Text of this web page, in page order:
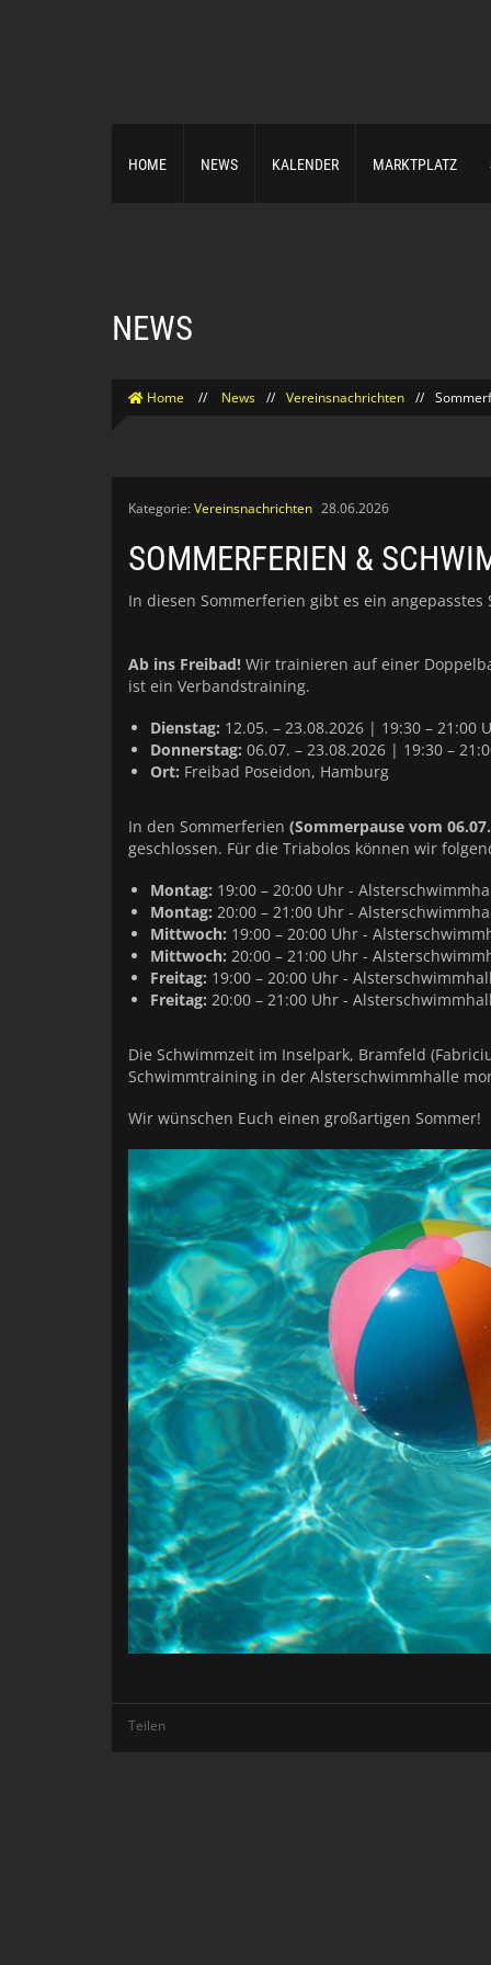
HOME NEWS KALENDER MARKTPLATZ
Home // News // Vereinsnachrichten //
NEWS
Kategorie:Vereinsnachrichten 28.06.2026
SOMMERFERIEN &
In diesen Sommerferien gibt es ein angepasstes
Ab ins Freibad! Wir trainieren auf einer
ist ein Verbandstraining.
Dienstag: 12.05. – 23.08.2026 | 19:30 – 21:00
Donnerstag: 06.07. – 23.08.2026 | 19:30 –
Ort: Freibad Poseidon, Hamburg
In den Sommerferien (Sommerpause vom
geschlossen. Für die Triabolos können wir
Montag: 19:00 – 20:00 Uhr -
Montag: 20:00 – 21:00 Uhr -
Mittwoch: 19:00 – 20:00 Uhr -
Mittwoch: 20:00 – 21:00 Uhr -
Freitag: 19:00 – 20:00 Uhr -
Freitag: 20:00 – 21:00 Uhr -
Die Schwimmzeit im Inselpark, Bramfeld
Schwimmtraining in der Alsterschwimmhalle
Wir wünschen Euch einen großartigen Sommer!
Teilen